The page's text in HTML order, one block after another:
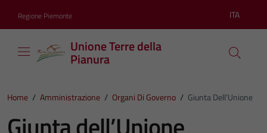
Regione Piemonte Lingua
ITA
Unione Terre della
Pianura
Home / Amministrazione / Organi Di Governo / Giunta Dell’Unione